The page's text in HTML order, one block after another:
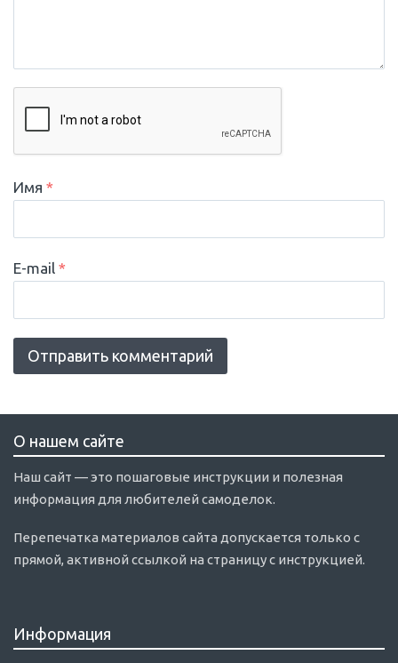
Имя *
E-mail *
О нашем сайте
Наш сайт — это пошаговые инструкции и полезная
информация для любителей самоделок.
Перепечатка материалов сайта допускается только с
прямой, активной ссылкой на страницу с инструкцией.
Информация